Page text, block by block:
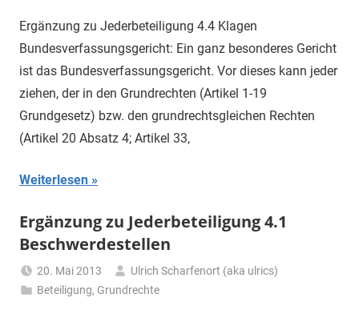
Ergänzung zu Jederbeteiligung 4.4 Klagen
Bundesverfassungsgericht: Ein ganz besonderes Gericht
ist das Bundesverfassungsgericht. Vor dieses kann jeder
ziehen, der in den Grundrechten (Artikel 1-19
Grundgesetz) bzw. den grundrechtsgleichen Rechten
(Artikel 20 Absatz 4; Artikel 33,
Weiterlesen
Ergänzung zu Jederbeteiligung 4.1
Beschwerdestellen
20. Mai 2013
Ulrich Scharfenort (aka ulrics)
Beteiligung, Grundrechte